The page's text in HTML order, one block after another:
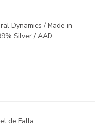
Dynamics / Made in
Silver / AAD
de Falla